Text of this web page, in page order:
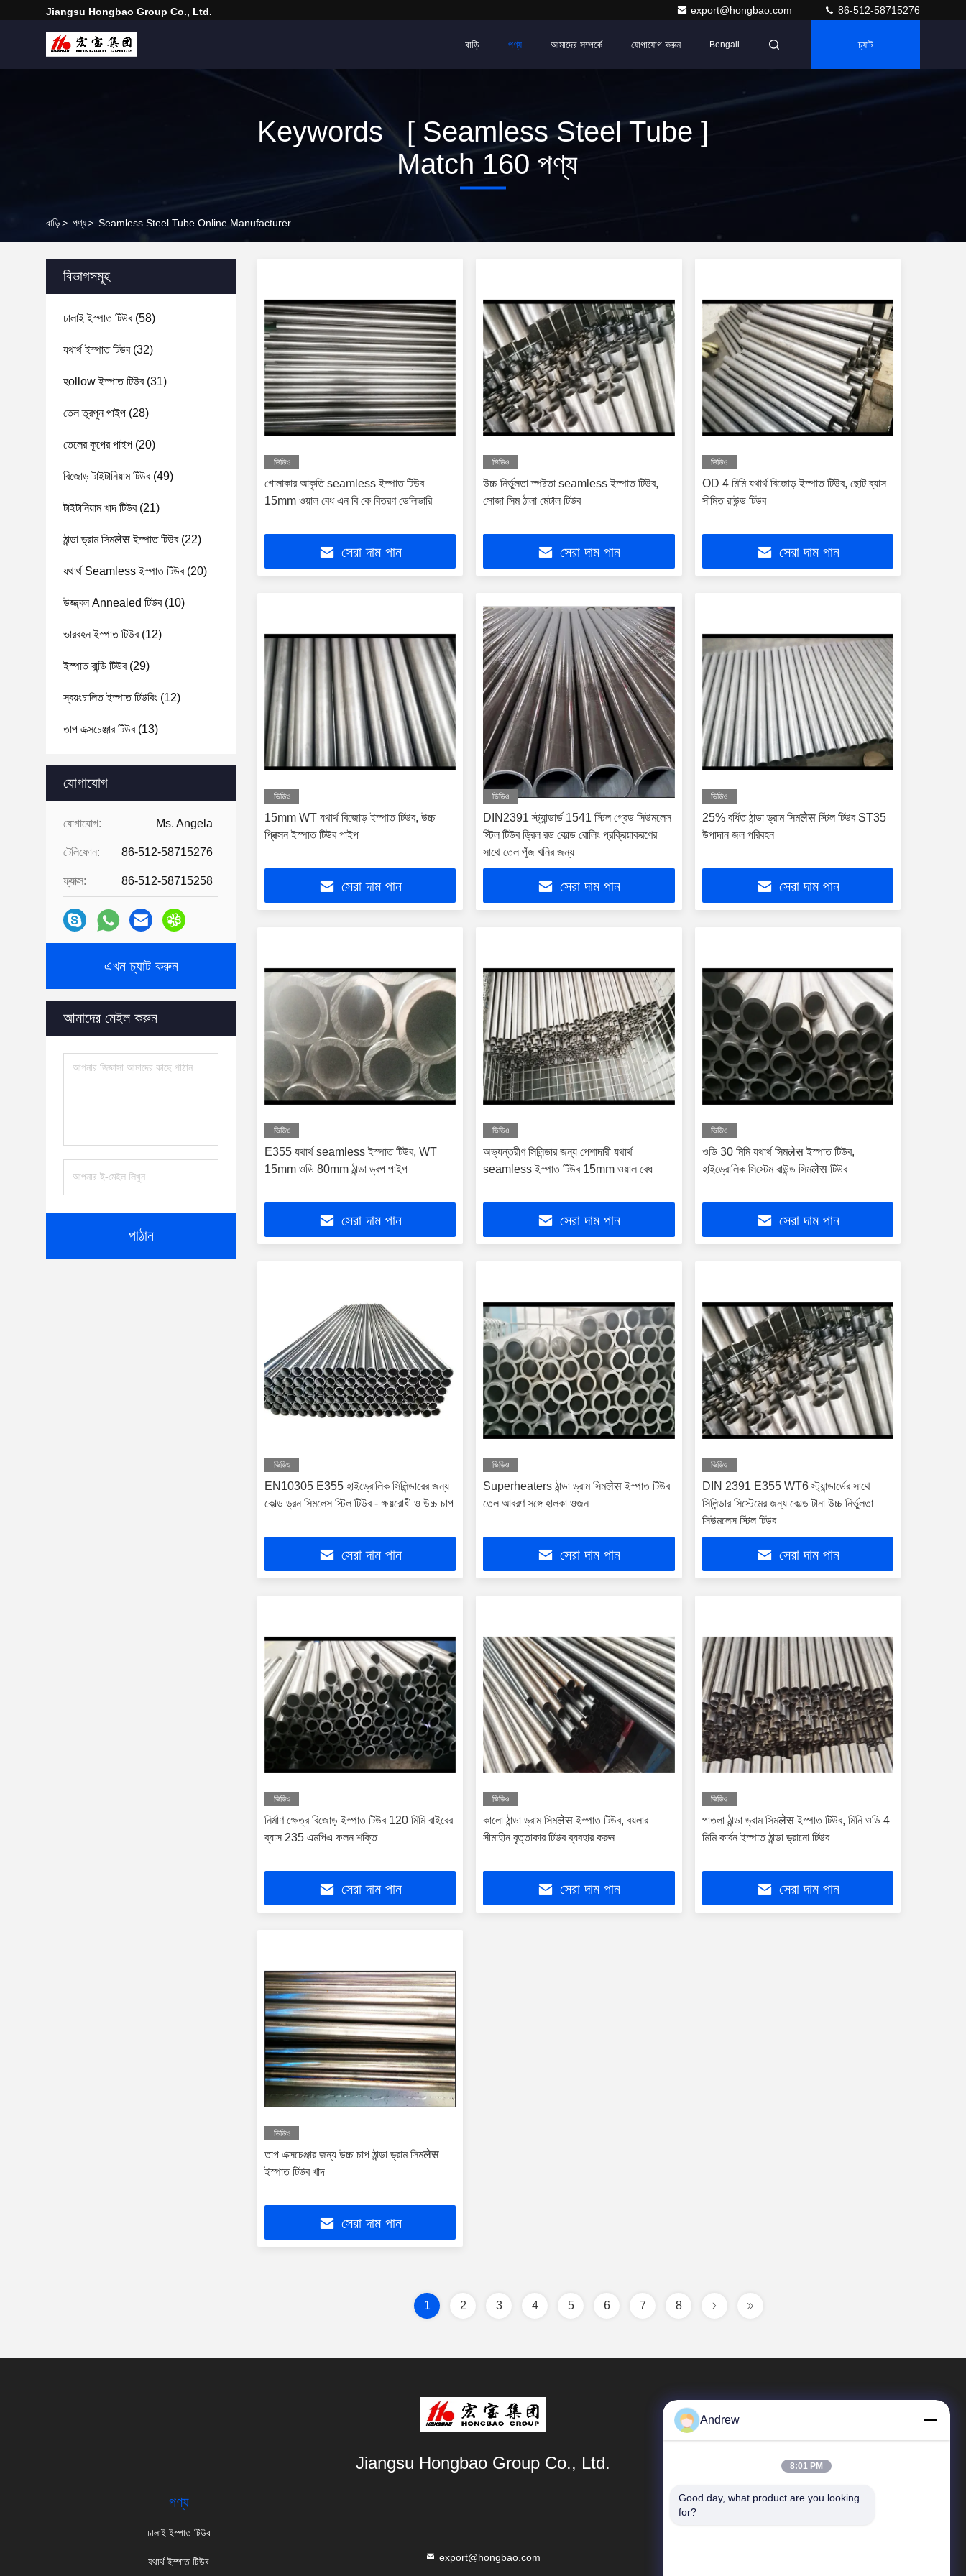
Jiangsu Hongbao Group Co., Ltd. export@hongbao.com 86-512-58715276
বাড়ি পণ্য আমাদের সম্পর্কে যোগাযোগ করুন Bengali চ্যাট
Keywords [ Seamless Steel Tube ]
Match 160 পণ্য
বাড়ি> পণ্য> Seamless Steel Tube Online Manufacturer
বিভাগসমূহ
ঢালাই ইস্পাত টিউব(58)
যথার্থ ইস্পাত টিউব(32)
হollow ইস্পাত টিউব(31)
তেল তুরপুন পাইপ (28)
তেলের কূপের পাইপ (20)
বিজোড় টাইটানিয়াম টিউব(49)
টাইটানিয়াম খাদ টিউব(21)
ঠান্ডা ড্রাম সিমलेस ইস্পাত টিউব(22)
যথার্থ Seamless ইস্পাত টিউব(20)
উজ্জ্বল Annealed টিউব(10)
ভারবহন ইস্পাত টিউব(12)
ইস্পাত বান্ডি টিউব(29)
স্বয়ংচালিত ইস্পাত টিউবিং (12)
তাপ এক্সচেঞ্জার টিউব(13)
যোগাযোগ
যোগাযোগ: Ms. Angela
টেলিফোন: 86-512-58715276
ফ্যাক্স: 86-512-58715258
এখন চ্যাট করুন
আমাদের মেইল করুন
পাঠান
ভিডিও
গোলাকার আকৃতি seamless ইস্পাত টিউব
15mm ওয়াল বেধ এন বি কে বিতরণ ডেলিভারি
সেরা দাম পান
ভিডিও
উচ্চ নির্ভুলতা স্পষ্টতা seamless ইস্পাত টিউব,
সোজা সিম ঠালা মেটাল টিউব
সেরা দাম পান
ভিডিও
OD 4 মিমি যথার্থ বিজোড় ইস্পাত টিউব, ছোট ব্যাস
সীমিত রাউন্ড টিউব
সেরা দাম পান
ভিডিও
15mm WT যথার্থ বিজোড় ইস্পাত টিউব, উচ্চ
প্রিক্সন ইস্পাত টিউব পাইপ
সেরা দাম পান
ভিডিও
DIN2391 স্ট্যান্ডার্ড 1541 স্টিল গ্রেড সিউমলেস
স্টিল টিউব ড্রিল রড কোল্ড রোলিং প্রক্রিয়াকরণের
সাথে তেল পুঁজ খনির জন্য
সেরা দাম পান
ভিডিও
25% বর্ধিত ঠান্ডা ড্রাম সিমलेस স্টিল টিউব ST35
উপাদান জল পরিবহন
সেরা দাম পান
ভিডিও
E355 যথার্থ seamless ইস্পাত টিউব, WT
15mm ওডি 80mm ঠান্ডা ড্রপ পাইপ
সেরা দাম পান
ভিডিও
অভ্যন্তরীণ সিলিন্ডার জন্য পেশাদারী যথার্থ
seamless ইস্পাত টিউব 15mm ওয়াল বেধ
সেরা দাম পান
ভিডিও
ওডি 30 মিমি যথার্থ সিমलेस ইস্পাত টিউব,
হাইড্রোলিক সিস্টেম রাউন্ড সিমलेस টিউব
সেরা দাম পান
ভিডিও
EN10305 E355 হাইড্রোলিক সিলিন্ডারের জন্য
কোল্ড ড্রন সিমলেস স্টিল টিউব - ক্ষয়রোধী ও উচ্চ চাপ
সেরা দাম পান
ভিডিও
Superheaters ঠান্ডা ড্রাম সিমलेस ইস্পাত টিউব
তেল আবরণ সঙ্গে হালকা ওজন
সেরা দাম পান
ভিডিও
DIN 2391 E355 WT6 স্ট্যান্ডার্ডের সাথে
সিলিন্ডার সিস্টেমের জন্য কোল্ড টানা উচ্চ নির্ভুলতা
সিউমলেস স্টিল টিউব
সেরা দাম পান
ভিডিও
নির্মাণ ক্ষেত্র বিজোড় ইস্পাত টিউব 120 মিমি বাইরের
ব্যাস 235 এমপিএ ফলন শক্তি
সেরা দাম পান
ভিডিও
কালো ঠান্ডা ড্রাম সিমलेस ইস্পাত টিউব, বয়লার
সীমাহীন বৃত্তাকার টিউব ব্যবহার করুন
সেরা দাম পান
ভিডিও
পাতলা ঠান্ডা ড্রাম সিমलेस ইস্পাত টিউব, মিনি ওডি 4
মিমি কার্বন ইস্পাত ঠান্ডা ড্রানো টিউব
সেরা দাম পান
ভিডিও
তাপ এক্সচেঞ্জার জন্য উচ্চ চাপ ঠান্ডা ড্রাম সিমलेस
ইস্পাত টিউব খাদ
সেরা দাম পান
1 2 3 4 5 6 7 8
Jiangsu Hongbao Group Co., Ltd.
পণ্য
ঢালাই ইস্পাত টিউব
যথার্থ ইস্পাত টিউব export@hongbao.com
দ্রুত লিঙ্ক
Andrew
8:01 PM
Good day, what product are you looking
for?